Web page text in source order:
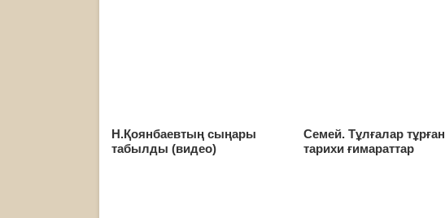
Н.Қоянбаевтың сыңары
табылды (видео)
Семей. Тұлғалар тұрған
тарихи ғимараттар